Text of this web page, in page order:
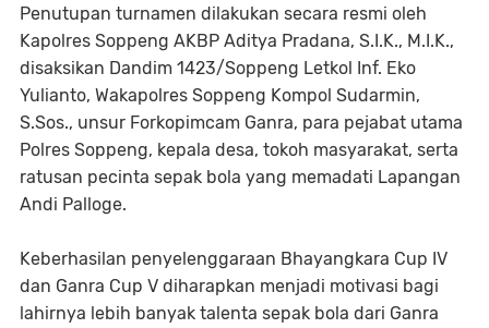
Penutupan turnamen dilakukan secara resmi oleh
Kapolres Soppeng AKBP Aditya Pradana, S.I.K., M.I.K.,
disaksikan Dandim 1423/Soppeng Letkol Inf. Eko
Yulianto, Wakapolres Soppeng Kompol Sudarmin,
S.Sos., unsur Forkopimcam Ganra, para pejabat utama
Polres Soppeng, kepala desa, tokoh masyarakat, serta
ratusan pecinta sepak bola yang memadati Lapangan
Andi Palloge.
Keberhasilan penyelenggaraan Bhayangkara Cup IV
dan Ganra Cup V diharapkan menjadi motivasi bagi
lahirnya lebih banyak talenta sepak bola dari Ganra